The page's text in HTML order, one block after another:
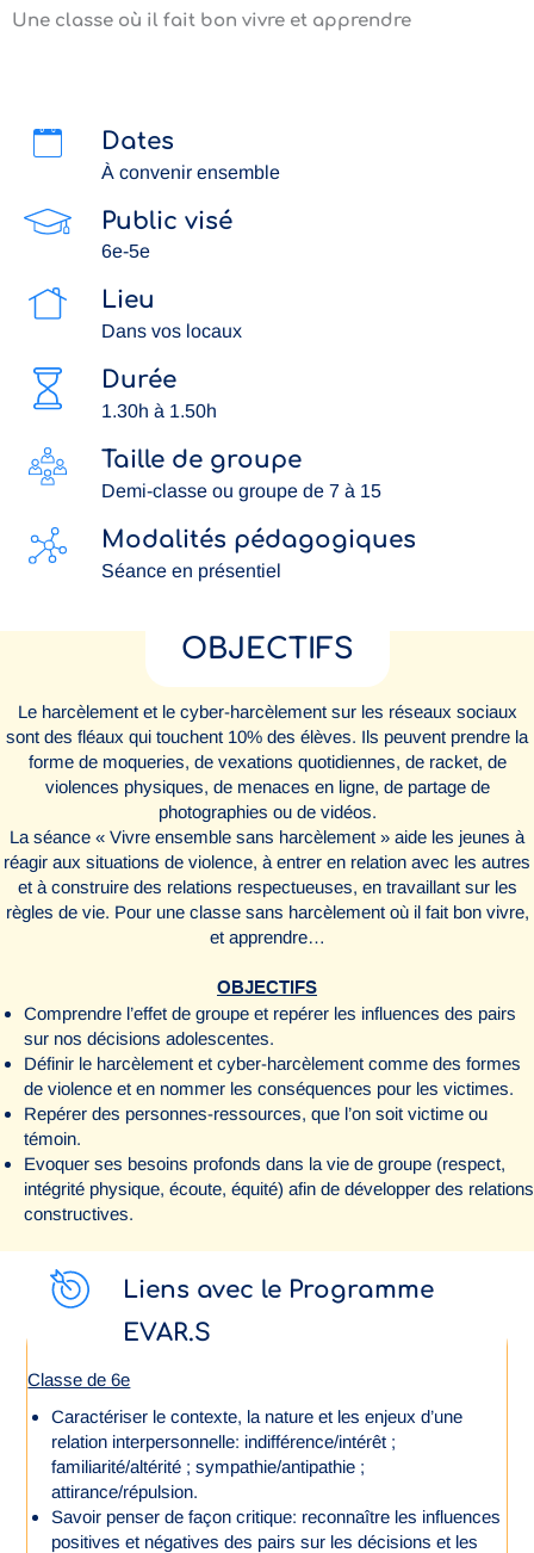
Une classe où il fait bon vivre et apprendre
Dates
À convenir ensemble
Public visé
6e-5e
Lieu
Dans vos locaux
Durée
1.30h à 1.50h
Taille de groupe
Demi-classe ou groupe de 7 à 15
Modalités pédagogiques
Séance en présentiel
OBJECTIFS
Le harcèlement et le cyber-harcèlement sur les réseaux sociaux
sont des fléaux qui touchent 10% des élèves. Ils peuvent prendre la
forme de moqueries, de vexations quotidiennes, de racket, de
violences physiques, de menaces en ligne, de partage de
photographies ou de vidéos.
La séance « Vivre ensemble sans harcèlement » aide les jeunes à
réagir aux situations de violence, à entrer en relation avec les autres
et à construire des relations respectueuses, en travaillant sur les
règles de vie. Pour une classe sans harcèlement où il fait bon vivre,
et apprendre…
OBJECTIFS
Comprendre l’effet de groupe et repérer les influences des pairs
sur nos décisions adolescentes.
Définir le harcèlement et cyber-harcèlement comme des formes
de violence et en nommer les conséquences pour les victimes.
Repérer des personnes-ressources, que l’on soit victime ou
témoin.
Evoquer ses besoins profonds dans la vie de groupe (respect,
intégrité physique, écoute, équité) afin de développer des relations
constructives.
Liens avec le Programme
EVAR.S
Classe de 6e
Caractériser le contexte, la nature et les enjeux d’une
relation interpersonnelle: indifférence/intérêt ;
familiarité/altérité ; sympathie/antipathie ;
attirance/répulsion.
Savoir penser de façon critique: reconnaître les influences
positives et négatives des pairs sur les décisions et les